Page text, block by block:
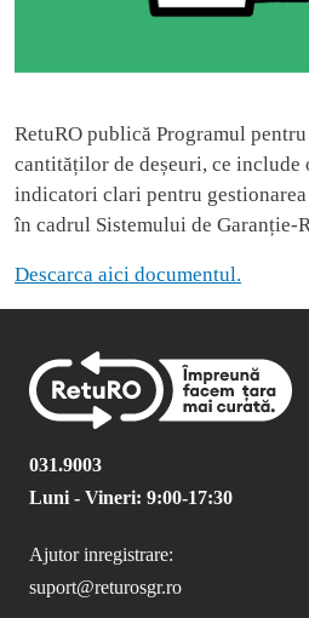
RetuRO publică Programul
cantităților de deșeuri, ce include
indicatori clari pentru
în cadrul Sistemului de Garanție-
Descarca aici documentul.
031.9003
Luni - Vineri: 9:00-17:30
Ajutor inregistrare:
suport@returosgr.ro